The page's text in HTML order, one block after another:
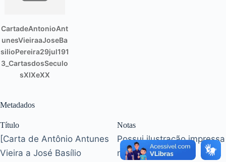
CartadeAntonioAnt
unesVieiraaJoseBa
silioPereira29jul191
3_CartasdosSeculo
sXIXeXX
Metadados
Título
[Carta de Antônio Antunes
Vieira a José Basílio
Notas
Possui ilustração impressa
na primeira página